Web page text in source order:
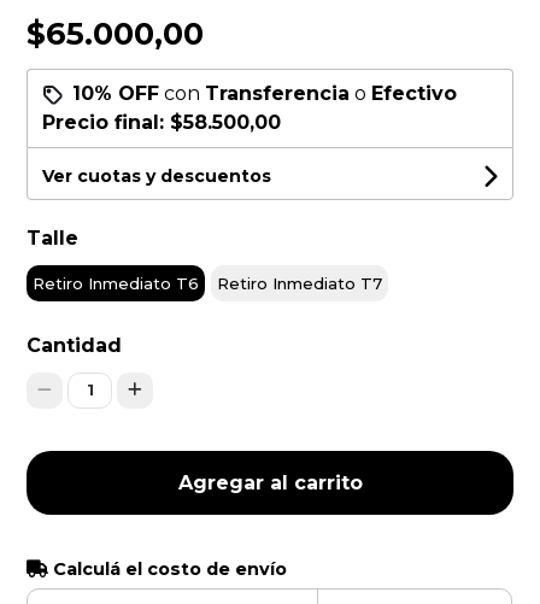
$65.000,00
10% OFF con Transferencia o Efectivo
Precio final: $58.500,00
Ver cuotas y descuentos
Talle
Retiro Inmediato T6 Retiro Inmediato T7
Cantidad
1
Agregar al carrito
Calculá el costo de envío